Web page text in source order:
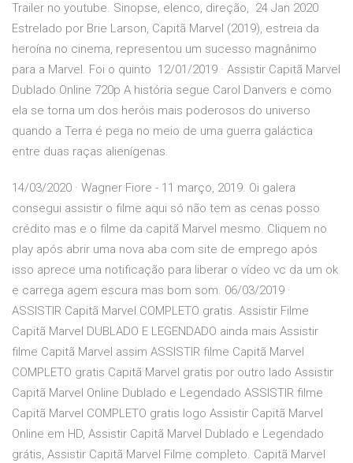
Trailer no youtube. Sinopse, elenco, direção, 24 Jan 2020
Estrelado por Brie Larson, Capitã Marvel (2019), estreia da
heroína no cinema, representou um sucesso magnânimo
para a Marvel. Foi o quinto 12/01/2019 · Assistir Capitã Marvel
Dublado Online 720p A história segue Carol Danvers e como
ela se torna um dos heróis mais poderosos do universo
quando a Terra é pega no meio de uma guerra galáctica
entre duas raças alienígenas.
14/03/2020 · Wagner Fiore - 11 março, 2019. Oi galera
consegui assistir o filme aqui só não tem as cenas posso
crédito mas e o filme da capitã Marvel mesmo. Cliquem no
play após abrir uma nova aba com site de emprego após
isso aprece uma notificação para liberar o vídeo vc da um ok
e carrega agem escura mas bom som. 06/03/2019 ·
ASSISTIR Capitã Marvel COMPLETO gratis. Assistir Filme
Capitã Marvel DUBLADO E LEGENDADO ainda mais Assistir
filme Capitã Marvel assim ASSISTIR filme Capitã Marvel
COMPLETO gratis Capitã Marvel gratis por outro lado Assistir
Capitã Marvel Online Dublado e Legendado ASSISTIR filme
Capitã Marvel COMPLETO gratis logo Assistir Capitã Marvel
Online em HD, Assistir Capitã Marvel Dublado e Legendado
grátis, Assistir Capitã Marvel Filme completo. Capitã Marvel